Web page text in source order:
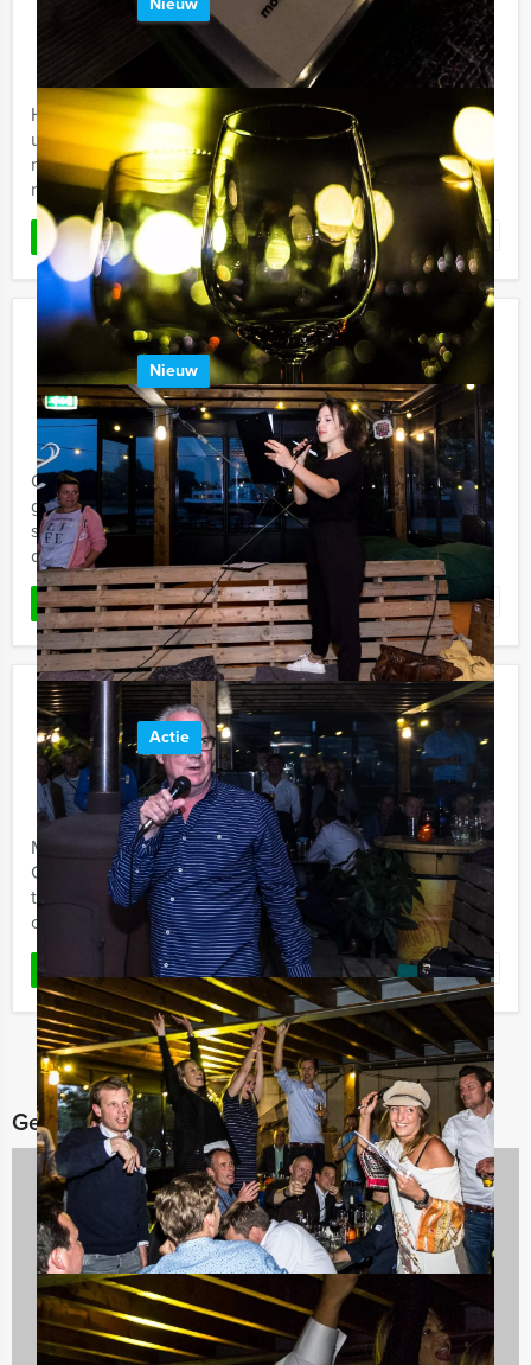
€ 27,50 p.p. excl. BTW
Vanaf 12 personen ‐ 2 uur
Holland Tour Guides heeft nu het meest formidabele
uitje voor voetballiefhebbers. Deze quiz biedt net even
meer dan een standaard voetbalquiz. We hebben er
namelijk ...
LEES MEER Favoriet
De Grote Sportquiz In Tilburg
Nieuw
Vanaf€ 27,50 p.p. excl. BTW
Vanaf 12 personen ‐ 2 uur
Op zoek naar een ontspannen uitje voor een sportieve
groep? Holland Tour Guides biedt nu een afwisselende
sportquiz aan in een gezellige kroeg in het centrum van
de stad. ...
LEES MEER Favoriet
Crazy Brunch Heerlen
Actie
Vanaf€ 52,50 p.p. excl. BTW
Vanaf 12 personen ‐ 4 uur en 30 minuten
Met Crazy Brunch in Heerlen gaat u met Holland Tour
Guides op drie verschillende locaties lekker eten en
tussendoor ook nog leuke hilarische Crazy 88
opdrachten ...
Favoriet
Gerelateerde categorieën
Dagarrangementen
970 uitjes